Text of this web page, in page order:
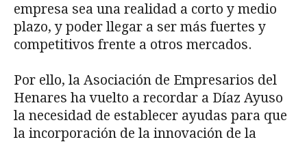
empresa sea una realidad a corto y medio
plazo, y poder llegar a ser más fuertes y
competitivos frente a otros mercados.
Por ello, la Asociación de Empresarios del
Henares ha vuelto a recordar a Díaz Ayuso
la necesidad de establecer ayudas para que
la incorporación de la innovación de la